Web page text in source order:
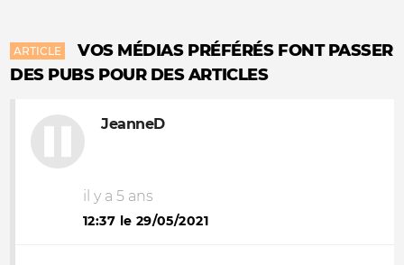
ARTICLE
VOS MÉDIAS PRÉFÉRÉS FONT PASSER
DES PUBS POUR DES ARTICLES
JeanneD
il y a 5 ans
12:37 le 29/05/2021